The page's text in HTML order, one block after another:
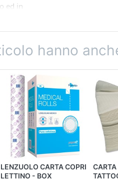
ed in
operatoria
perhanno
LENZUOLO CARTA COPRI
LETTINO - BOX